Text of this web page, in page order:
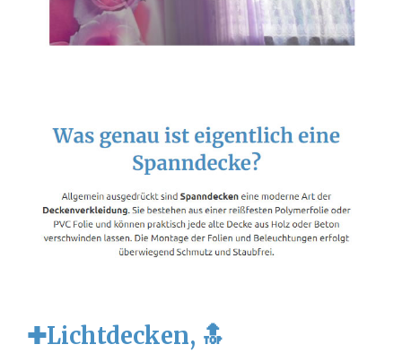
✚Lichtdecken, 🔝